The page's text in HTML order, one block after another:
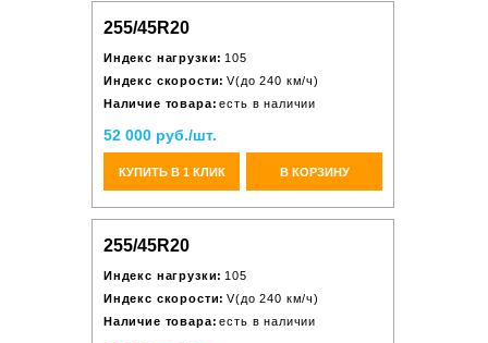
255/45R20
Индекс нагрузки: 105
Индекс скорости: V(до 240 км/ч)
Наличие товара: есть в наличии
52 000 руб./шт.
КУПИТЬ В 1 КЛИК В КОРЗИНУ
255/45R20
Индекс нагрузки: 105
Индекс скорости: V(до 240 км/ч)
Наличие товара: есть в наличии